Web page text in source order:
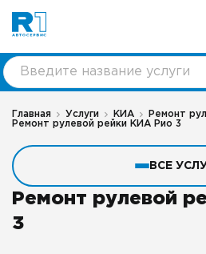
Главная Услуги КИА
Ремонт
Ремонт рулевой рейки КИА Рио 3
ВСЕ
Ремонт рулевой рейки КИА Рио
3